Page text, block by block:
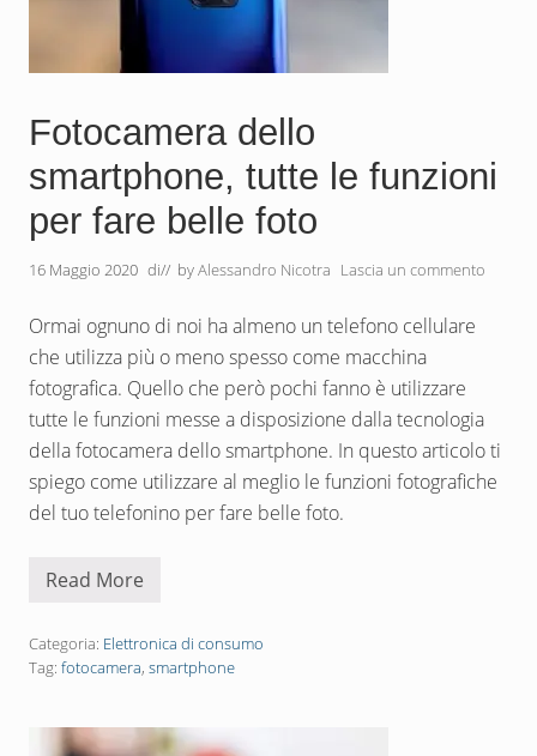
l
c
i
i
n
c
e
t
e
t
r
i
Fotocamera dello
smartphone, tutte le funzioni
per fare belle foto
16 Maggio 2020 di// byAlessandro Nicotra Lascia un commento
Ormai ognuno di noi ha almeno un telefono cellulare
che utilizza più o meno spesso come macchina
fotografica. Quello che però pochi fanno è utilizzare
tutte le funzioni messe a disposizione dalla tecnologia
della fotocamera dello smartphone. In questo articolo ti
spiego come utilizzare al meglio le funzioni fotografiche
del tuo telefonino per fare belle foto.
F
o
c
e
r
Read More
Categoria: Elettronica di consumo
Tag: fotocamera, smartphone